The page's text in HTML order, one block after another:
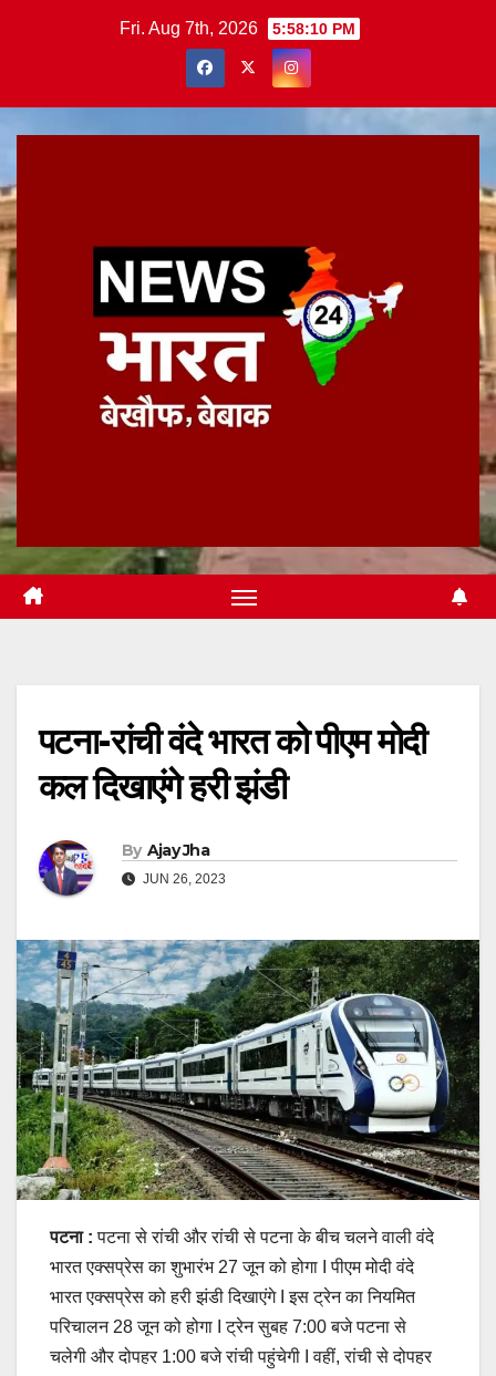
Fri. Aug 7th, 2026 5:58:10 PM
पटना-रांची वंदे भारत को पीएम मोदी
कल दिखाएंगे हरी झंडी
By Ajay Jha
JUN 26, 2023
पटना :पटना से रांची और रांची से पटना के बीच चलने वाली वंदे
भारत एक्सप्रेस का शुभारंभ 27 जून को होगा I पीएम मोदी वंदे
भारत एक्सप्रेस को हरी झंडी दिखाएंगे I इस ट्रेन का नियमित
परिचालन 28 जून को होगा I ट्रेन सुबह 7:00 बजे पटना से
चलेगी और दोपहर 1:00 बजे रांची पहुंचेगी I वहीं, रांची से दोपहर